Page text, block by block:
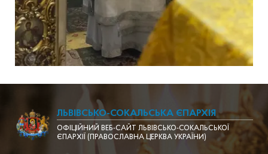
ЛЬВІВСЬКО-СОКАЛЬСЬКА ЄПАРХІЯ
ОФІЦІЙНИЙ ВЕБ-САЙТ ЛЬВІВСЬКО-СОКАЛЬСЬКОЇ
ЄПАРХІЇ (ПРАВОСЛАВНА ЦЕРКВА УКРАЇНИ)